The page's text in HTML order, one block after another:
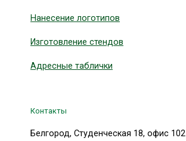
Нанесение логотипов
Изготовление стендов
Адресные таблички
Контакты
Белгород, Студенческая 18, офис 102